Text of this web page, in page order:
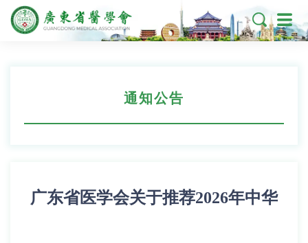

通知公告
广东省医学会关于推荐2026年中华